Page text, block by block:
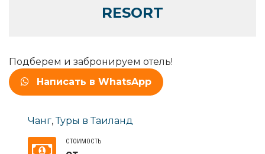
RESORT
Подберем и забронируем отель!
Написать в WhatsApp
Чанг,Туры в Таиланд
СТОИМОСТЬ